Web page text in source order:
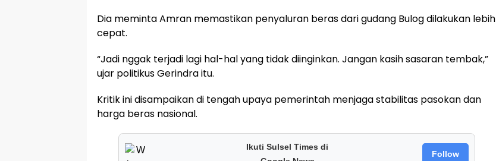
Dia meminta Amran memastikan penyaluran beras dari gudang Bulog dilakukan lebih
cepat.
“Jadi nggak terjadi lagi hal-hal yang tidak diinginkan. Jangan kasih sasaran tembak,”
ujar politikus Gerindra itu.
Kritik ini disampaikan di tengah upaya pemerintah menjaga stabilitas pasokan dan
harga beras nasional.
Ikuti Sulsel Times di
Follow